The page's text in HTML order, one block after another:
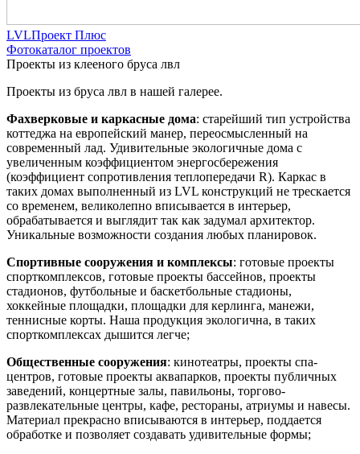
LVLПроект Плюс
Фотокаталог проектов
Проекты из клееного бруса лвл
Проекты из бруса лвл в нашей галерее.
Фахверковые и каркасные дома: старейший тип устройства
коттеджа на европейский манер, переосмысленный на
современный лад. Удивительные экологичные дома с
увеличенным коэффициентом энергосбережения
(коэффициент сопротивления теплопередачи R). Каркас в
таких домах выполненный из LVL конструкций не трескается
со временем, великолепно вписывается в интерьер,
обрабатывается и выглядит так как задумал архитектор.
Уникальные возможности создания любых планировок.
Спортивные сооружения и комплексы: готовые проекты
спорткомплексов, готовые проекты бассейнов, проекты
стадионов, футбольные и баскетбольные стадионы,
хоккейные площадки, площадки для керлинга, манежи,
теннисные корты. Наша продукция экологична, в таких
спорткомплексах дышится легче;
Общественные сооружения: кинотеатры, проекты спа-
центров, готовые проекты аквапарков, проекты публичных
заведений, концертные залы, павильоны, торгово-
развлекательные центры, кафе, рестораны, атриумы и навесы.
Материал прекрасно вписываются в интерьер, поддается
обработке и позволяет создавать удивительные формы;